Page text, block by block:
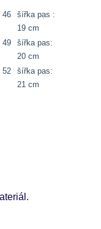
46
šířka pas :
19 cm
49
šířka pas:
20 cm
52
šířka pas:
21 cm